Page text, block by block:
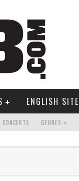
ENGLISH SITE
CONCERTS GENRES